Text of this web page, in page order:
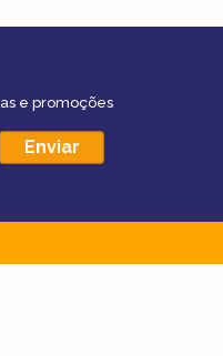
e promoções